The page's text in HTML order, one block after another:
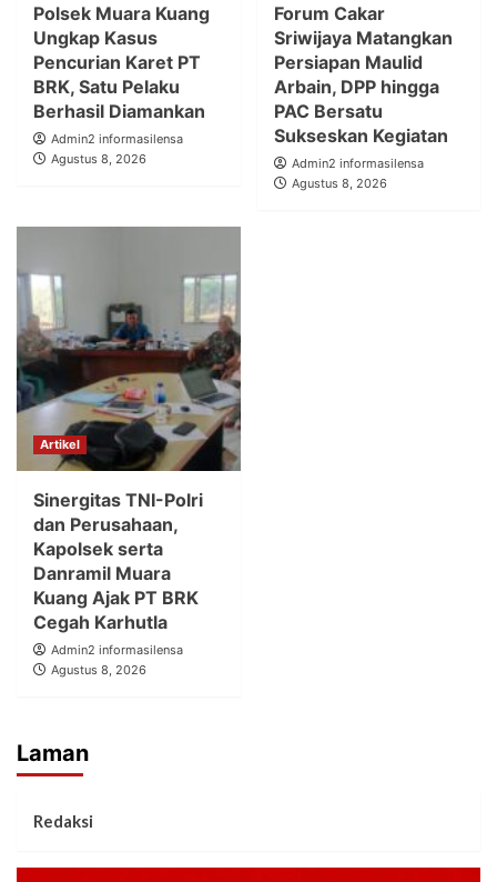
Polsek Muara Kuang
Ungkap Kasus
Pencurian Karet PT
BRK, Satu Pelaku
Berhasil Diamankan
Admin2 informasilensa
Agustus 8, 2026
Forum Cakar
Sriwijaya Matangkan
Persiapan Maulid
Arbain, DPP hingga
PAC Bersatu
Sukseskan Kegiatan
Admin2 informasilensa
Agustus 8, 2026
Artikel
Sinergitas TNI-Polri
dan Perusahaan,
Kapolsek serta
Danramil Muara
Kuang Ajak PT BRK
Cegah Karhutla
Admin2 informasilensa
Agustus 8, 2026
Laman
Redaksi